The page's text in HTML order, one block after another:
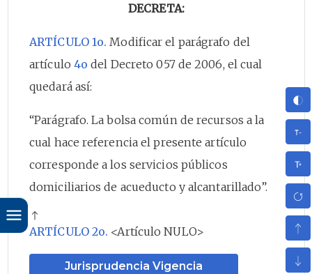
DECRETA:
ARTÍCULO 1o. Modificar el parágrafo del
artículo 4o del Decreto 057 de 2006, el cual
quedará así:
“Parágrafo. La bolsa común de recursos a la
cual hace referencia el presente artículo
corresponde a los servicios públicos
domiciliarios de acueducto y alcantarillado”.
ARTÍCULO 2o. <Artículo NULO>
Jurisprudencia Vigencia